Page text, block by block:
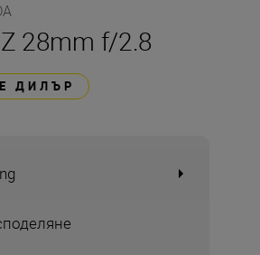
28mm f/2.8
ДИЛЪР